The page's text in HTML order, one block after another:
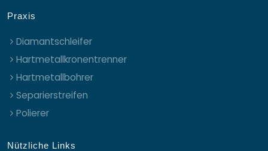
Praxis
Diamantschleifer
Hartmetallkronentrenner
Hartmetallbohrer
Separierstreifen
Polierer
Nützliche Links